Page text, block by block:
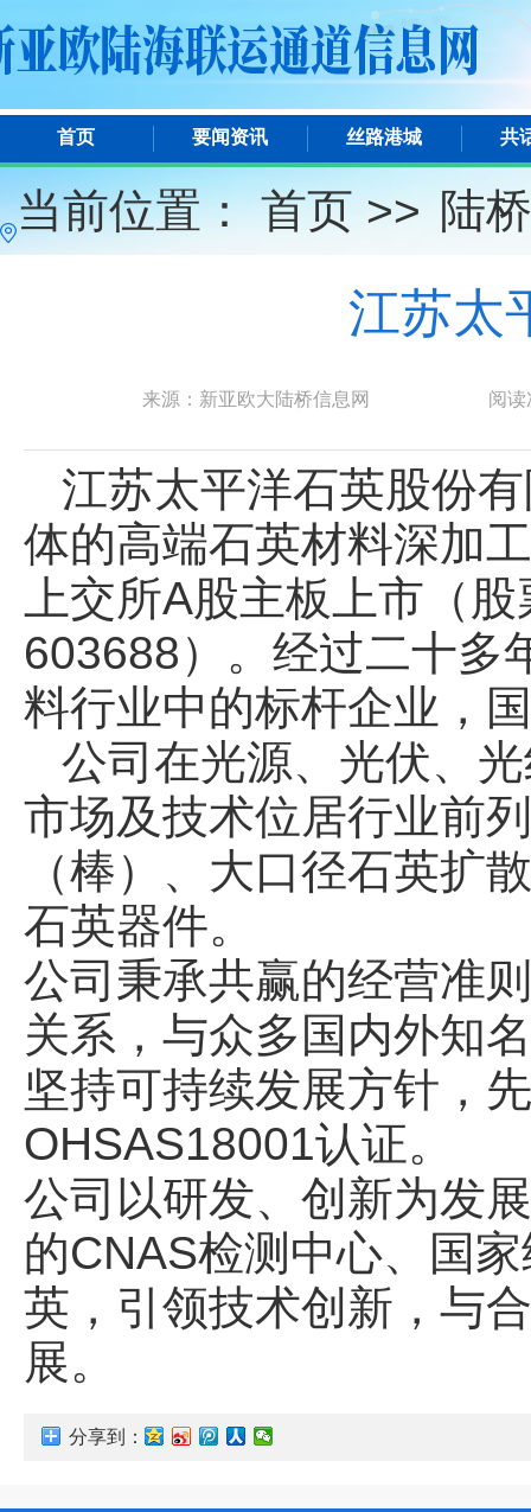
首页 要闻资讯 丝路港城 共
当前位置：首页 >> 陆
江苏太
来源：新亚欧大陆桥信息网 阅读
江苏太平洋石英股份
体的高端石英材料深加
上交所A股主板上市（
603688）。经过二十多
料行业中的标杆企业，
公司在光源、光伏、
市场及技术位居行业前
（棒）、大口径石英扩
石英器件。
公司秉承共赢的经营准
关系，与众多国内外知
坚持可持续发展方针，
OHSAS18001认证。
公司以研发、创新为发
的CNAS检测中心、国
英，引领技术创新，与
展。
分享到：